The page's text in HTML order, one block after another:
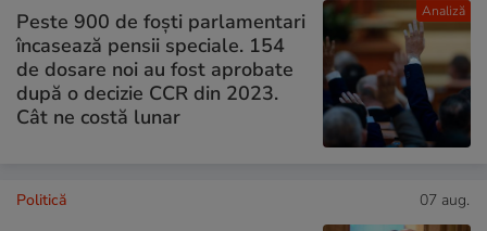
Analiză
Peste 900 de foști parlamentari
încasează pensii speciale. 154
de dosare noi au fost aprobate
după o decizie CCR din 2023.
Cât ne costă lunar
Politică 07 aug.